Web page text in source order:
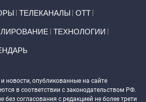
ТЕЛЕКАНАЛЫ ОТТ
ТЕХНОЛОГИИ
новости, опубликованные на сайте
в соответствии с законодательством РФ.
без согласования с редакцией не более трети